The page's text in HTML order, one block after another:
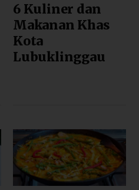
6 Kuliner dan
Makanan Khas
Kota
Lubuklinggau